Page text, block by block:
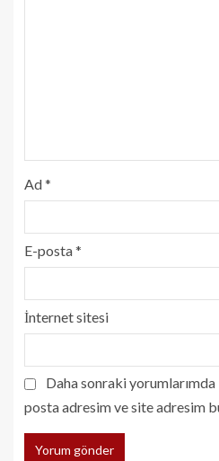
Ad*
E-posta*
İnternet sitesi
Daha sonraki yorumlarımda
posta adresim ve site adresim